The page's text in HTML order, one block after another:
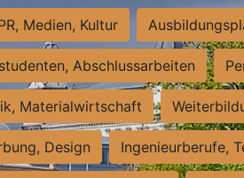
Medien, Kultur
Abschlussarbeiten
Materialwirtschaft
Design Ingenieurberufe,